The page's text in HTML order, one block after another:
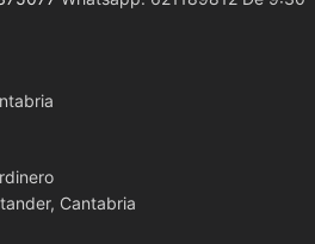
Cantabria